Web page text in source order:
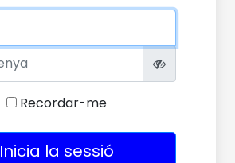
Contrasenya
Recordar-me
Inicia la sessió